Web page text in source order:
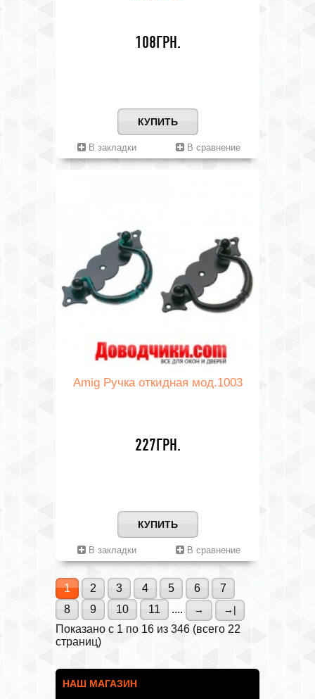
108ГРН.
КУПИТЬ
В закладки В сравнение
Amig Ручка откидная мод.1003
227ГРН.
КУПИТЬ
В закладки В сравнение
1 2 3 4 5 6
7
8
9 10 11 .... → →|
Показано с 1 по 16 из 346 (всего 22
страниц)
НАШ МАГАЗИН